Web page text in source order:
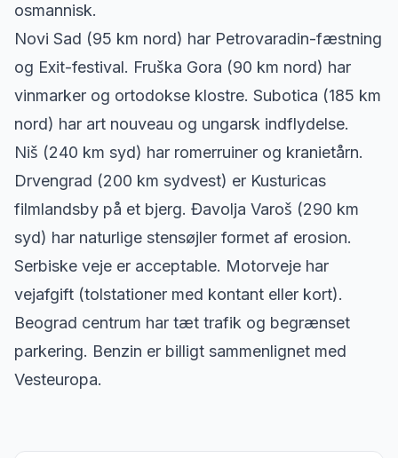
osmannisk.
Novi Sad (95 km nord) har Petrovaradin-fæstning
og Exit-festival. Fruška Gora (90 km nord) har
vinmarker og ortodokse klostre. Subotica (185 km
nord) har art nouveau og ungarsk indflydelse.
Niš (240 km syd) har romerruiner og kranietårn.
Drvengrad (200 km sydvest) er Kusturicas
filmlandsby på et bjerg. Đavolja Varoš (290 km
syd) har naturlige stensøjler formet af erosion.
Serbiske veje er acceptable. Motorveje har
vejafgift (tolstationer med kontant eller kort).
Beograd centrum har tæt trafik og begrænset
parkering. Benzin er billigt sammenlignet med
Vesteuropa.